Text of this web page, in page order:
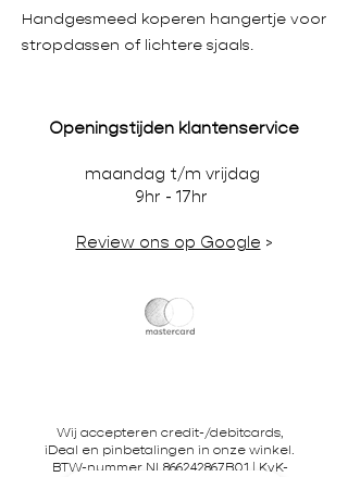
Handgesmeed koperen hangertje voor
stropdassen of lichtere sjaals.
Openingstijden klantenservice
maandag t/m vrijdag
9hr - 17hr
Review ons op Google >
Wij accepteren credit-/debitcards,
iDeal en pinbetalingen in onze winkel.
BTW-nummer NL866242867B01 | KvK-